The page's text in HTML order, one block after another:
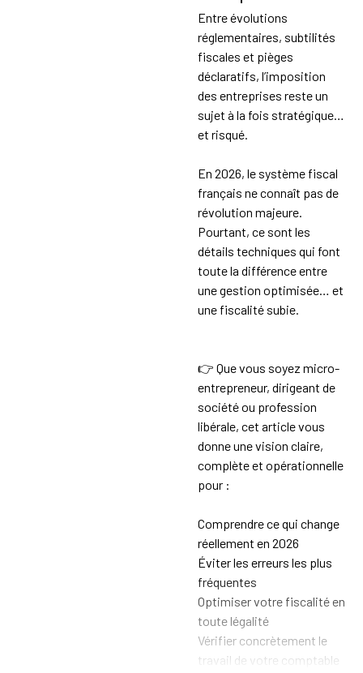
Entre évolutions
réglementaires, subtilités
fiscales et pièges
déclaratifs, l’imposition
des entreprises reste un
sujet à la fois stratégique…
et risqué.
En 2026, le système fiscal
français ne connaît pas de
révolution majeure.
Pourtant, ce sont les
détails techniques qui font
toute la différence entre
une gestion optimisée… et
une fiscalité subie.
👉 Que vous soyez micro-
entrepreneur, dirigeant de
société ou profession
libérale, cet article vous
donne une vision claire,
complète et opérationnelle
pour :
Comprendre ce qui change
réellement en 2026
Éviter les erreurs les plus
fréquentes
Optimiser votre fiscalité en
toute légalité
Vérifier concrètement le
travail de votre comptable